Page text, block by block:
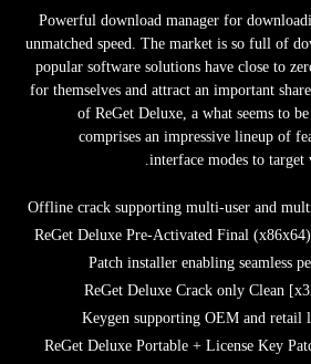
Powerful download manager for
unmatched speed. The market is so full of
popular software solutions have close to
for themselves and attract an important
of ReGet Deluxe, a what seems to
comprises an impressive lineup of
interface modes to
Offline crack supporting multi-user and
ReGet Deluxe Pre-Activated Final
Patch installer enabling seamless
ReGet Deluxe Crack only Clean
Keygen supporting OEM and retail
ReGet Deluxe Portable + License Key